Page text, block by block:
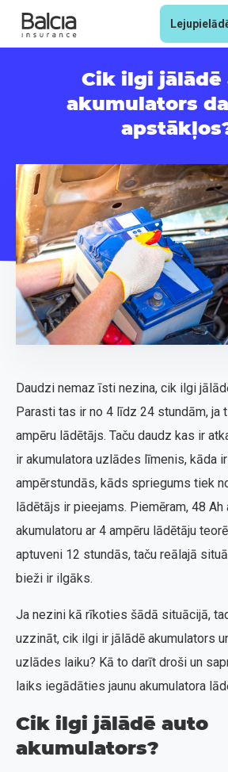
Cik ilgi jālādē
akumulators
Daudzi nemaz īsti nezina, cik ilgi
Parasti tas ir no 4 līdz 24 stundām, ja
ampēru lādētājs. Taču daudz kas ir
ir akumulatora uzlādes līmenis, kāda
ampērstundās, kāds spriegums tiek
lādētājs ir pieejams. Piemēram, 48 Ah
akumulatoru ar 4 ampēru lādētāju
aptuveni 12 stundās, taču reālajā
bieži ir ilgāks.
Ja nezini kā rīkoties šādā situācijā,
uzzināt, cik ilgi ir jālādē akumulators
uzlādes laiku? Kā to darīt droši un
laiks iegādāties jaunu akumulatora
Cik ilgi jālādē auto
akumulators?